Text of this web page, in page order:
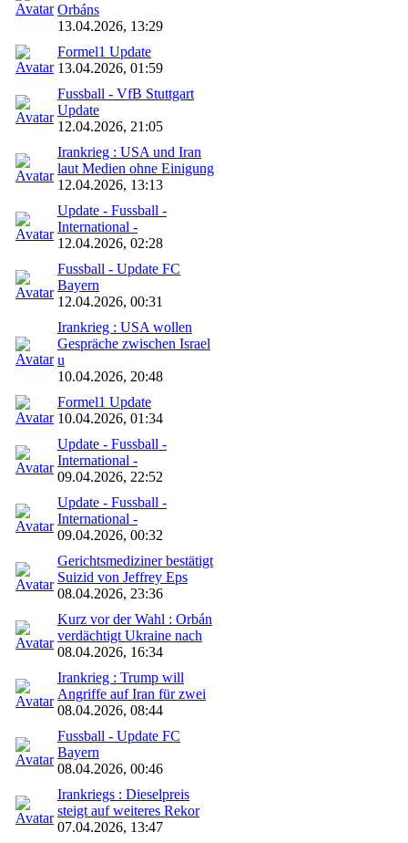
Orbáns
13.04.2026, 13:29
Formel1 Update
13.04.2026, 01:59
Fussball - VfB Stuttgart
Update
12.04.2026, 21:05
Irankrieg : USA und Iran
laut Medien ohne Einigung
12.04.2026, 13:13
Update - Fussball -
International -
12.04.2026, 02:28
Fussball - Update FC
Bayern
12.04.2026, 00:31
Irankrieg : USA wollen
Gespräche zwischen Israel
u
10.04.2026, 20:48
Formel1 Update
10.04.2026, 01:34
Update - Fussball -
International -
09.04.2026, 22:52
Update - Fussball -
International -
09.04.2026, 00:32
Gerichtsmediziner bestätigt
Suizid von Jeffrey Eps
08.04.2026, 23:36
Kurz vor der Wahl : Orbán
verdächtigt Ukraine nach
08.04.2026, 16:34
Irankrieg : Trump will
Angriffe auf Iran für zwei
08.04.2026, 08:44
Fussball - Update FC
Bayern
08.04.2026, 00:46
Irankriegs : Dieselpreis
steigt auf weiteres Rekor
07.04.2026, 13:47